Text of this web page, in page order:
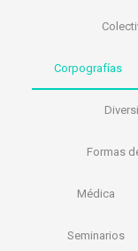
Corpografías
Formas
Médica
Seminarios